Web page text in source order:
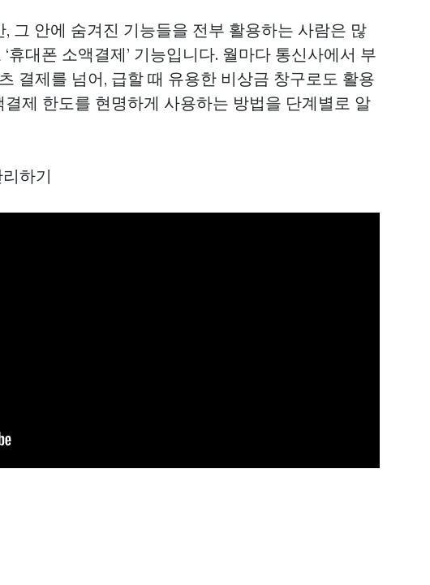
그 안에 숨겨진 기능들을 전부 활용하는 사람은 많
휴대폰 소액결제’ 기능입니다. 월마다 통신사에서 부
결제를 넘어, 급할 때 유용한 비상금 창구로도 활용
제 한도를 현명하게 사용하는 방법을 단계별로 알
하기